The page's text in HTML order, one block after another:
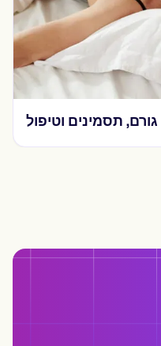
תסמינים וטיפול